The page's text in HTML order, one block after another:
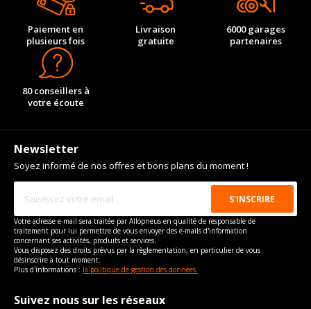
Paiement en
plusieurs fois
Livraison
gratuite
6000 garages
partenaires
80 conseillers à
votre écoute
Newsletter
Soyez informé de nos offres et bons plans du moment !
Votre adresse e-mail sera traitée par Allopneus en qualité de responsable de
traitement pour lui permettre de vous envoyer des e-mails d'information
concernant ses activités, produits et services.
Vous disposez des droits prévus par la règlementation, en particulier de vous
désinscrire à tout moment.
Plus d'informations : la politique de gestion des données.
Suivez nous sur les réseaux